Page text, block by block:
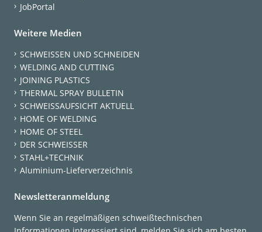
JobPortal
Weitere Medien
SCHWEISSEN UND SCHNEIDEN
WELDING AND CUTTING
JOINING PLASTICS
THERMAL SPRAY BULLETIN
SCHWEISSAUFSICHT AKTUELL
HOME OF WELDING
HOME OF STEEL
DER SCHWEISSER
STAHL+TECHNIK
Aluminium-Lieferverzeichnis
Newsletteranmeldung
Wenn Sie an regelmäßigen schweißtechnischen